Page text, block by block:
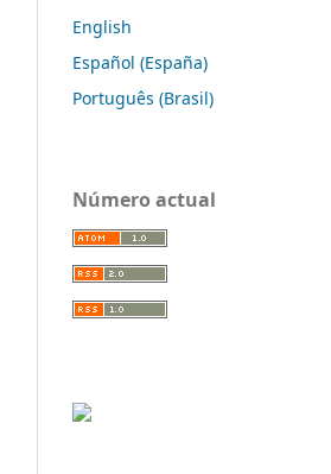
English
Español (España)
Português (Brasil)
Número actual